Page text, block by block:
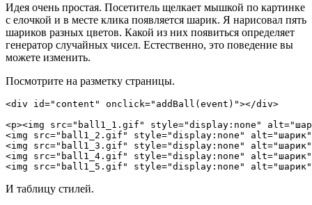
Идея очень простая. Посетитель щелкает мышкой по картинке
с елочкой и в месте клика появляется шарик. Я нарисовал пять
шариков разных цветов. Какой из них появиться определяет
генератор случайных чисел. Естественно, это поведение вы
можете изменить.
Посмотрите на разметку страницы.
<div id="content" onclick="addBall(event)"></div>
<p><img src="ball1_1.gif" style="display:none"
<img src="ball1_2.gif" style="display:none"
<img src="ball1_3.gif" style="display:none"
<img src="ball1_4.gif" style="display:none"
<img src="ball1_5.gif" style="display:none"
И таблицу стилей.